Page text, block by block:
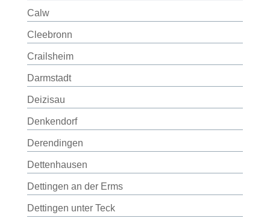
Calw
Cleebronn
Crailsheim
Darmstadt
Deizisau
Denkendorf
Derendingen
Dettenhausen
Dettingen an der Erms
Dettingen unter Teck